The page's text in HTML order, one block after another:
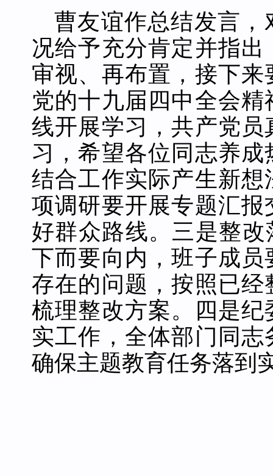
曹友谊作总结发言
况给予充分肯定并指
审视、再布置，接下
党的十九届四中全会
线开展学习，共产党员
习，希望各位同志养成
结合工作实际产生新
项调研要开展专题汇
好群众路线。三是整
下而要向内，班子成
存在的问题，按照已
梳理整改方案。四是
实工作，全体部门同
确保主题教育任务落到